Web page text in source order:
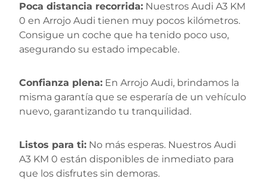
Poca distancia recorrida: Nuestros Audi A3 KM
0 en Arrojo Audi tienen muy pocos kilómetros.
Consigue un coche que ha tenido poco uso,
asegurando su estado impecable.
Confianza plena: En Arrojo Audi, brindamos la
misma garantía que se esperaría de un vehículo
nuevo, garantizando tu tranquilidad.
Listos para ti: No más esperas. Nuestros Audi
A3 KM 0 están disponibles de inmediato para
que los disfrutes sin demoras.